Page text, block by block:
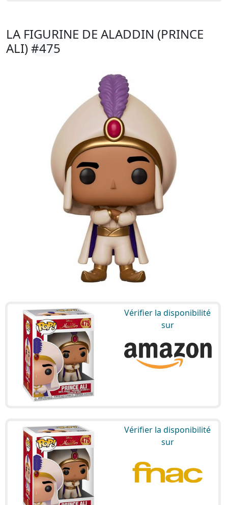
LA FIGURINE DE ALADDIN (PRINCE
ALI)#475
Vérifier la disponibilité
sur
Vérifier la disponibilité
sur